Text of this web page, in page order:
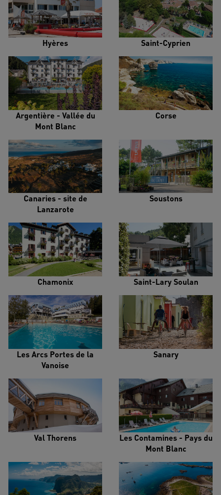
Hyères Saint-Cyprien
Argentière - Vallée du
Mont Blanc
Corse
Canaries - site de
Lanzarote
Soustons
Chamonix Saint-Lary Soulan
Les Arcs Portes de la
Vanoise
Sanary
Val Thorens
Les Contamines - Pays du
Mont Blanc